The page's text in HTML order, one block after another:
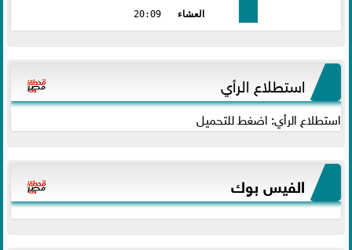
العشاء
20:09
استطلاع الرأي
استطلاع الرأي: اضغط للتحميل
الفيس بوك